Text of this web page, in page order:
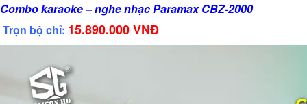
Combo karaoke – nghe nhạc Paramax CBZ-2000
Trọn bộ chỉ: 15.890.000 VNĐ